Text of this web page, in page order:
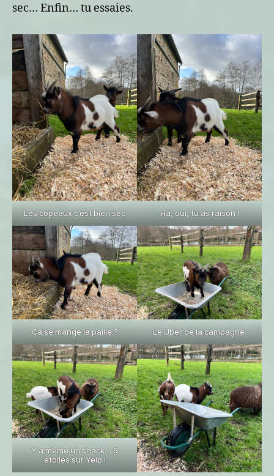
sec… Enfin… tu essaies.
Les copeaux c’est bien sec Ha, oui, tu as raison !
Ça se mange la paille ? Le Uber de la campagne.
Y a même un snack… 5
étoiles sur Yelp !